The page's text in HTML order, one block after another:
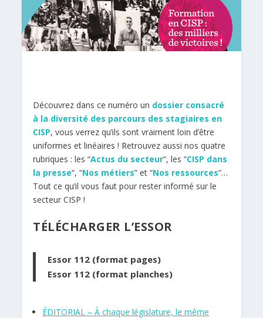
Découvrez dans ce numéro un dossier consacré
à la diversité des parcours des stagiaires en
CISP, vous verrez qu’ils sont vraiment loin d’être
uniformes et linéaires ! Retrouvez aussi nos quatre
rubriques : les “Actus du secteur“, les “CISP dans
la presse“, “Nos métiers” et “Nos ressources“…
Tout ce qu’il vous faut pour rester informé sur le
secteur CISP !
TÉLÉCHARGER L’ESSOR
Essor 112 (format pages)
Essor 112 (format planches)
ÉDITORIAL – À chaque législature, le même